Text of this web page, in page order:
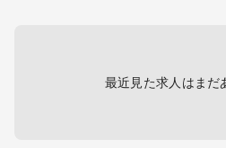
最近見た求人はまだ